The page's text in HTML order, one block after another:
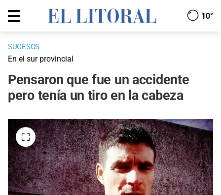
10°
SUCESOS
En el sur provincial
Pensaron que fue un accidente
pero tenía un tiro en la cabeza